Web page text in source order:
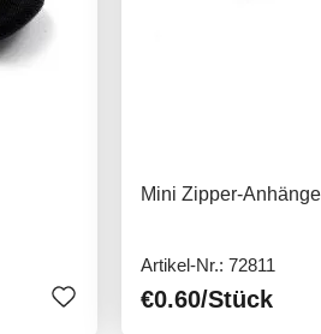
Mini Zipper-
Artikel-Nr.: 72811
€0.60/Stück